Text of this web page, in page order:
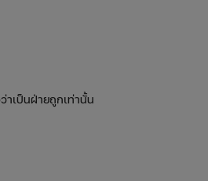
เป็นฝ่ายถูกเท่านั้น